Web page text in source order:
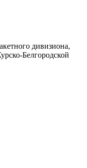
дивизиона,
Белгородской